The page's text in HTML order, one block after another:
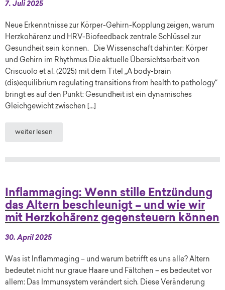
7. Juli 2025
Neue Erkenntnisse zur Körper-Gehirn-Kopplung zeigen, warum
Herzkohärenz und HRV-Biofeedback zentrale Schlüssel zur
Gesundheit sein können. Die Wissenschaft dahinter: Körper
und Gehirn im Rhythmus Die aktuelle Übersichtsarbeit von
Criscuolo et al. (2025) mit dem Titel „A body-brain
(dis)equilibrium regulating transitions from health to pathology“
bringt es auf den Punkt: Gesundheit ist ein dynamisches
Gleichgewicht zwischen […]
weiter lesen
Inflammaging: Wenn stille Entzündung
das Altern beschleunigt – und wie wir
mit Herzkohärenz gegensteuern können
30. April 2025
Was ist Inflammaging – und warum betrifft es uns alle? Altern
bedeutet nicht nur graue Haare und Fältchen – es bedeutet vor
allem: Das Immunsystem verändert sich. Diese Veränderung